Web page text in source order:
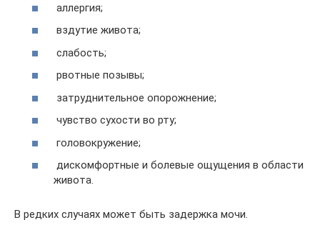
аллергия;
вздутие живота;
слабость;
рвотные позывы;
затруднительное опорожнение;
чувство сухости во рту;
головокружение;
дискомфортные и болевые ощущения в области
живота.
В редких случаях может быть задержка мочи.